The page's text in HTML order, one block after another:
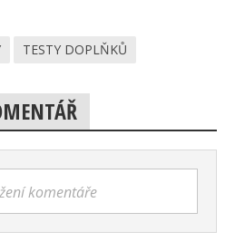
TESTY DOPLŇKŮ
komentáře